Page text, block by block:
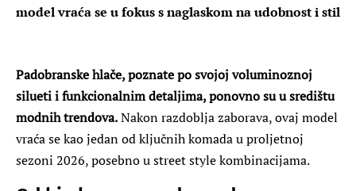
model vraća se u fokus s naglaskom na udobnost i stil
Padobranske hlače, poznate po svojoj voluminoznoj
silueti i funkcionalnim detaljima, ponovno su u središtu
modnih trendova.Nakon razdoblja zaborava, ovaj model
vraća se kao jedan od ključnih komada u proljetnoj
sezoni 2026, posebno u street style kombinacijama.